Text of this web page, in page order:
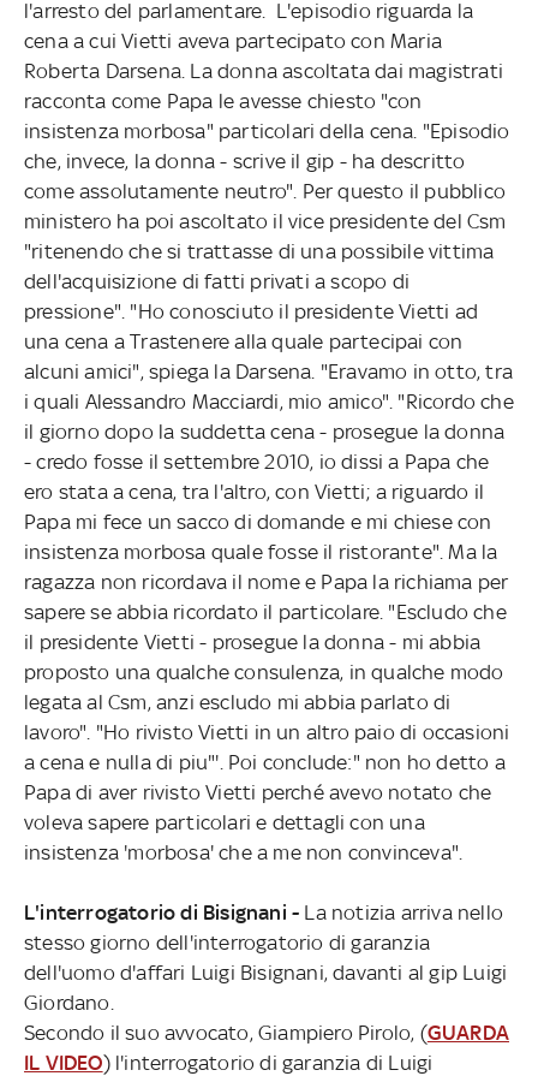
l'arresto del parlamentare. L'episodio riguarda la
cena a cui Vietti aveva partecipato con Maria
Roberta Darsena. La donna ascoltata dai magistrati
racconta come Papa le avesse chiesto "con
insistenza morbosa" particolari della cena. "Episodio
che, invece, la donna - scrive il gip - ha descritto
come assolutamente neutro". Per questo il pubblico
ministero ha poi ascoltato il vice presidente del Csm
"ritenendo che si trattasse di una possibile vittima
dell'acquisizione di fatti privati a scopo di
pressione". "Ho conosciuto il presidente Vietti ad
una cena a Trastenere alla quale partecipai con
alcuni amici", spiega la Darsena. "Eravamo in otto, tra
i quali Alessandro Macciardi, mio amico". "Ricordo che
il giorno dopo la suddetta cena - prosegue la donna
- credo fosse il settembre 2010, io dissi a Papa che
ero stata a cena, tra l'altro, con Vietti; a riguardo il
Papa mi fece un sacco di domande e mi chiese con
insistenza morbosa quale fosse il ristorante". Ma la
ragazza non ricordava il nome e Papa la richiama per
sapere se abbia ricordato il particolare. "Escludo che
il presidente Vietti - prosegue la donna - mi abbia
proposto una qualche consulenza, in qualche modo
legata al Csm, anzi escludo mi abbia parlato di
lavoro". "Ho rivisto Vietti in un altro paio di occasioni
a cena e nulla di piu"'. Poi conclude:" non ho detto a
Papa di aver rivisto Vietti perché avevo notato che
voleva sapere particolari e dettagli con una
insistenza 'morbosa' che a me non convinceva".
L'interrogatorio di Bisignani - La notizia arriva nello
stesso giorno dell'interrogatorio di garanzia
dell'uomo d'affari Luigi Bisignani, davanti al gip Luigi
Giordano.
Secondo il suo avvocato, Giampiero Pirolo, (GUARDA
IL VIDEO) l'interrogatorio di garanzia di Luigi